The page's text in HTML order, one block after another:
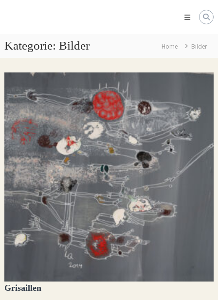
Quaas
Kunst
Installationen
Kategorie: Bilder Home Bilder
Grisaillen